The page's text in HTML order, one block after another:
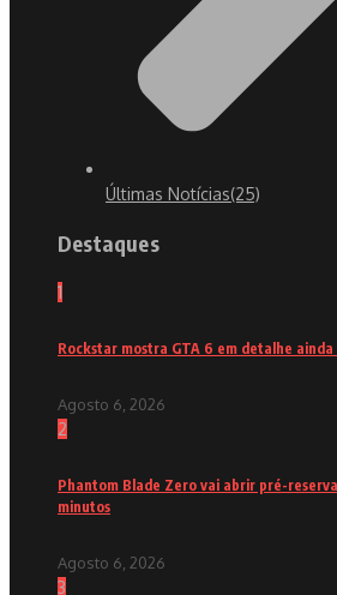
Últimas Notícias(25)
Destaques
1
Rockstar mostra GTA 6 em detalhe
Agosto 6, 2026
2
Phantom Blade Zero vai abrir pré-
minutos
Agosto 6, 2026
3